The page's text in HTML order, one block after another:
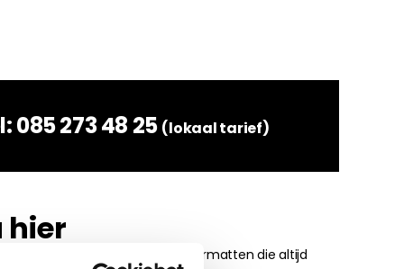
085 273 48 25 (lokaal tarief)
hier
Volvo XC90 vloermatten die altijd